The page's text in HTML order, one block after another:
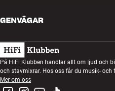
Ångra beställning
Köpvillkor
Integritetspolicy
Kundklubb
Lyssnarkväll
Tävlingar
GENVÄGAR
Presentkort
Bygg med ljud
Montering och installation
På HiFi Klubben handlar allt om ljud och
och stavmixrar. Hos oss får du musik- och
Mer om oss